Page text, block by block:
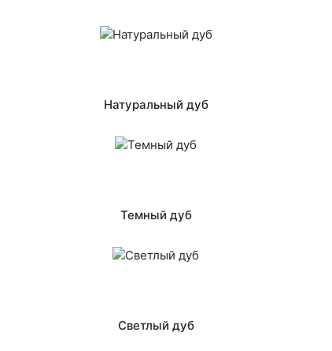
Натуральный дуб
Темный дуб
Светлый дуб